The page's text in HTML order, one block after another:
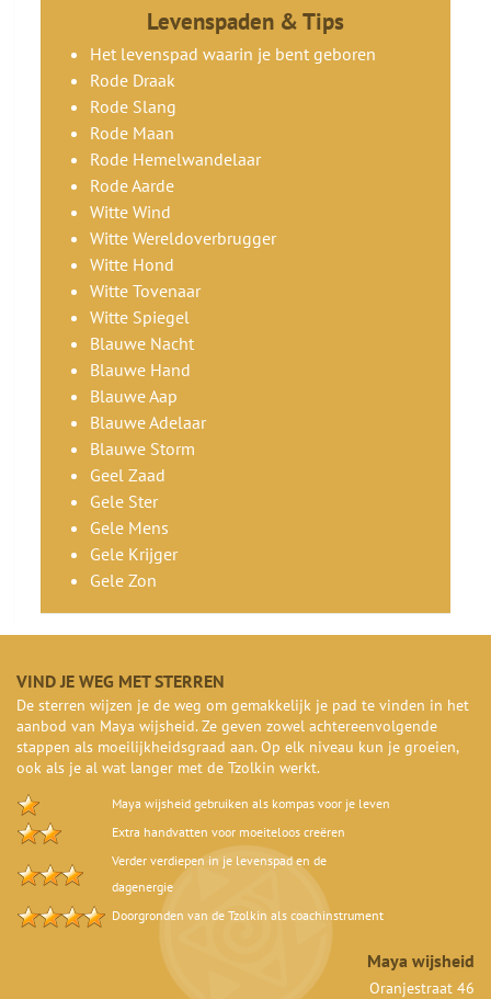
Levenspaden & Tips
Het levenspad waarin je bent geboren
Rode Draak
Rode Slang
Rode Maan
Rode Hemelwandelaar
Rode Aarde
Witte Wind
Witte Wereldoverbrugger
Witte Hond
Witte Tovenaar
Witte Spiegel
Blauwe Nacht
Blauwe Hand
Blauwe Aap
Blauwe Adelaar
Blauwe Storm
Geel Zaad
Gele Ster
Gele Mens
Gele Krijger
Gele Zon
VIND JE WEG MET STERREN
De sterren wijzen je de weg om gemakkelijk je pad te vinden in het
aanbod van Maya wijsheid. Ze geven zowel achtereenvolgende
stappen als moeilijkheidsgraad aan. Op elk niveau kun je groeien,
ook als je al wat langer met de Tzolkin werkt.
Maya wijsheid gebruiken als kompas voor je leven
Extra handvatten voor moeiteloos creëren
Verder verdiepen in je levenspad en de
dagenergie
Doorgronden van de Tzolkin als coachinstrument
Maya wijsheid
Oranjestraat 46